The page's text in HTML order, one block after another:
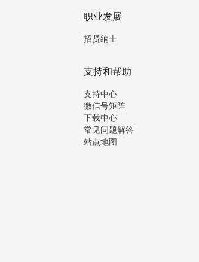
职业发展
招贤纳士
支持和帮助
支持中心
微信号矩阵
下载中心
常见问题解答
站点地图